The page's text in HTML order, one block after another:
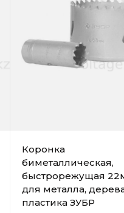
Коронка
биметаллическая,
быстрорежущая
для металла,
пластика ЗУБР